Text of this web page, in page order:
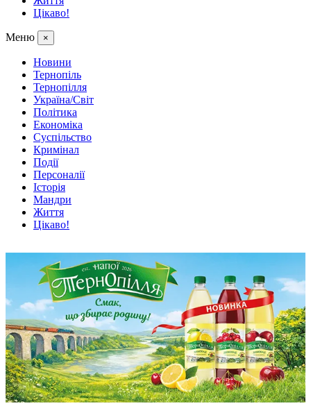
Цікаво!
Меню ×
Новини
Тернопіль
Тернопілля
Україна/Світ
Політика
Економіка
Суспільство
Кримінал
Події
Персоналії
Історія
Мандри
Життя
Цікаво!